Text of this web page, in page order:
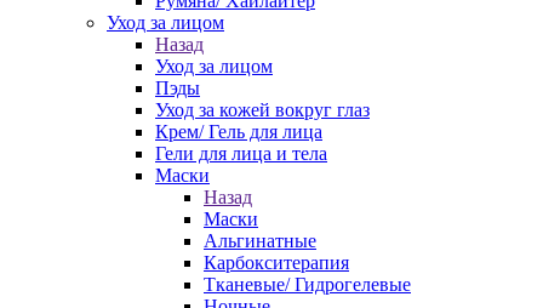
Уход за лицом
Назад
Уход за лицом
Пэды
Уход за кожей вокруг глаз
Крем/ Гель для лица
Гели для лица и тела
Маски
Назад
Маски
Альгинатные
Карбокситерапия
Тканевые/ Гидрогелевые